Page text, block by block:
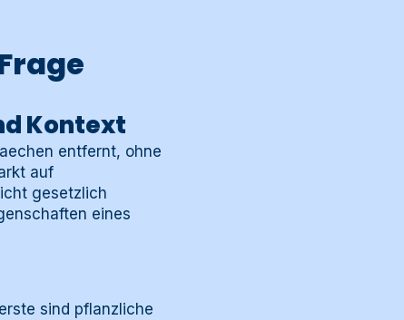
Kontext
entfernt, ohne
auf
gesetzlich
eines
sind pflanzliche